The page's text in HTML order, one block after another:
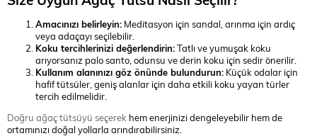
Amacınızı belirleyin: Meditasyon için sandal, arınma için ardıç
veya adaçayı seçilebilir.
Koku tercihlerinizi değerlendirin:Tatlı ve yumuşak koku
arıyorsanız palo santo, odunsu ve derin koku için sedir önerilir.
Kullanım alanınızı göz önünde bulundurun: Küçük odalar için
hafif tütsüler, geniş alanlar için daha etkili koku yayan türler
tercih edilmelidir.
Doğru ağaç tütsüyü seçerek hem enerjinizi dengeleyebilir hem de
ortamınızı doğal yollarla arındırabilirsiniz.